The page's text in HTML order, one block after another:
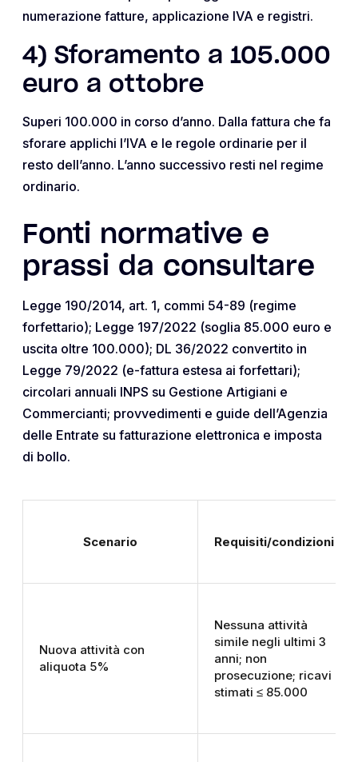
numerazione fatture, applicazione IVA e registri.
4) Sforamento a 105.000
euro a ottobre
Superi 100.000 in corso d’anno. Dalla fattura che fa
sforare applichi l’IVA e le regole ordinarie per il
resto dell’anno. L’anno successivo resti nel regime
ordinario.
Fonti normative e
prassi da consultare
Legge 190/2014, art. 1, commi 54-89 (regime
forfettario); Legge 197/2022 (soglia 85.000 euro e
uscita oltre 100.000); DL 36/2022 convertito in
Legge 79/2022 (e-fattura estesa ai forfettari);
circolari annuali INPS su Gestione Artigiani e
Commercianti; provvedimenti e guide dell’Agenzia
delle Entrate su fatturazione elettronica e imposta
di bollo.
Scenario Requisiti/condizioni
Nuova attività con
aliquota 5%
Nessuna attività
simile negli ultimi 3
anni; non
prosecuzione; ricavi
stimati ≤ 85.000